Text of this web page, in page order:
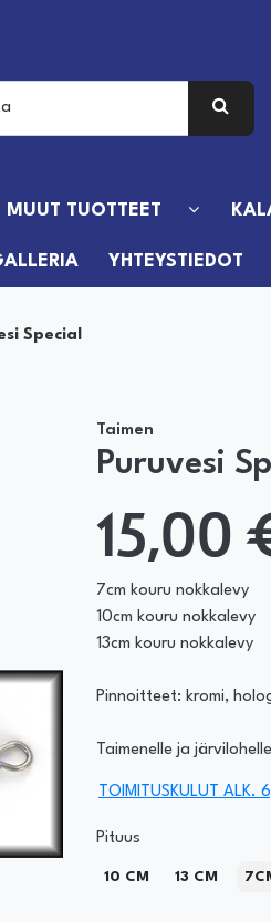
MUUT TUOTTEET
YHTEYSTIEDOT
Special
Taimen
Puruvesi
15,00
7cm kouru nokkalevy
10cm kouru nokkalevy
13cm kouru nokkalevy
Pinnoitteet: kromi,
Taimenelle ja
TOIMITUSKULUT ALK.
Pituus
10 CM 13 CM